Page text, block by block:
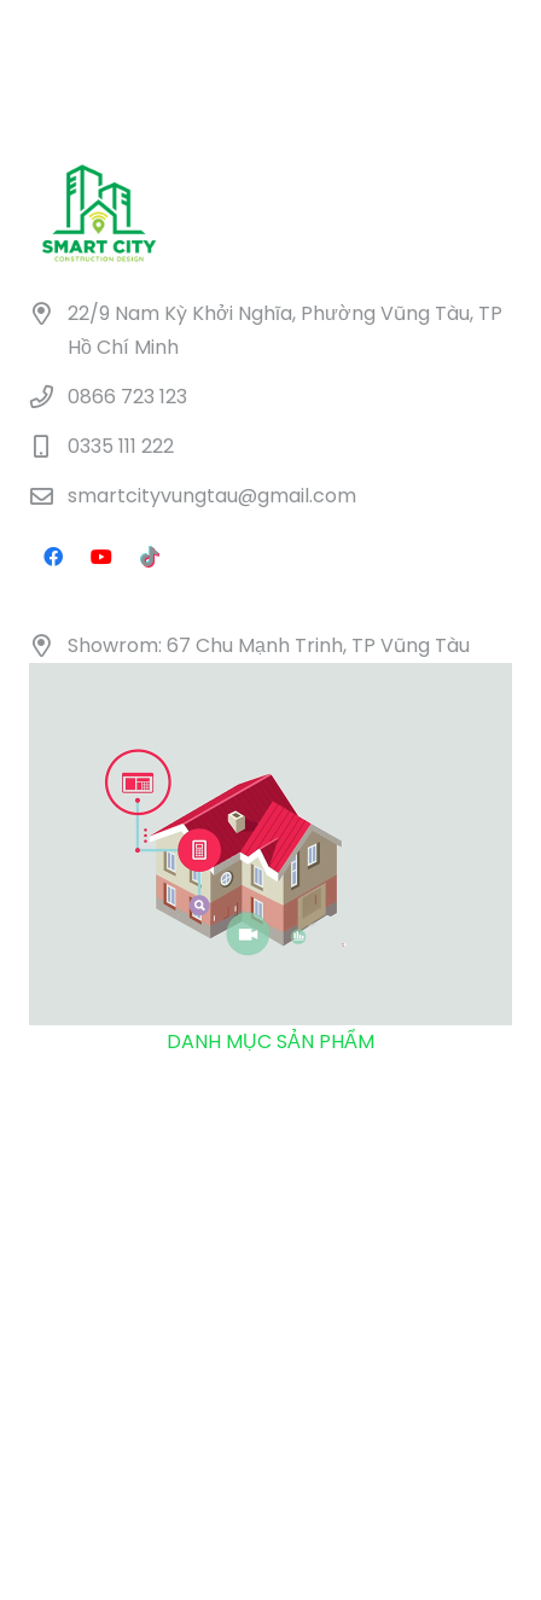
22/9 Nam Kỳ Khởi Nghĩa, Phường Vũng Tàu, TP
Hồ Chí Minh
0866 723 123
0335 111 222
smartcityvungtau@gmail.com
Showrom: 67 Chu Mạnh Trinh, TP Vũng Tàu
DANH MỤC SẢN PHẨM